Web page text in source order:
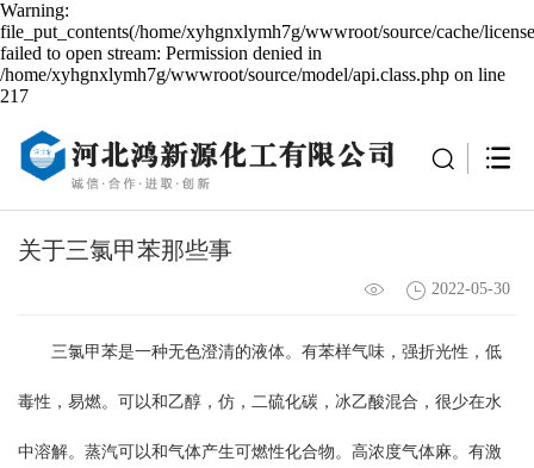
Warning:
file_put_contents(/home/xyhgnxlymh7g/wwwroot/source/cache/
failed to open stream: Permission denied in
/home/xyhgnxlymh7g/wwwroot/source/model/api.class.php on line
217
关于三氯甲苯那些事
2022-05-30
三氯甲苯是一种无色澄清的液体。有苯样气味，强折光性，低
毒性，易燃。可以和乙醇，仿，二硫化碳，冰乙酸混合，很少在水
中溶解。蒸汽可以和气体产生可燃性化合物。高浓度气体麻。有激